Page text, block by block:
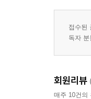
5. 학습과
7. 학습과
접수된
독자
회원리뷰
매주 10건의